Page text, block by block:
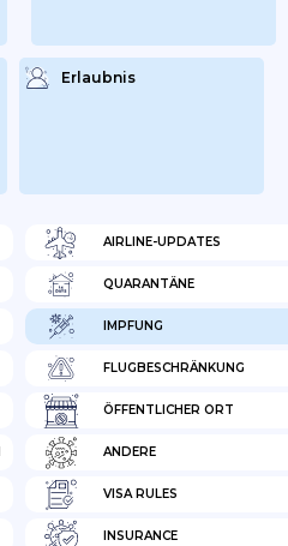
AIRLINE-UPDATES
QUARANTÄNE
IMPFUNG
FLUGBESCHRÄNKUNG
ÖFFENTLICHER ORT
ANDERE
VISA RULES
INSURANCE
Erlaubnis